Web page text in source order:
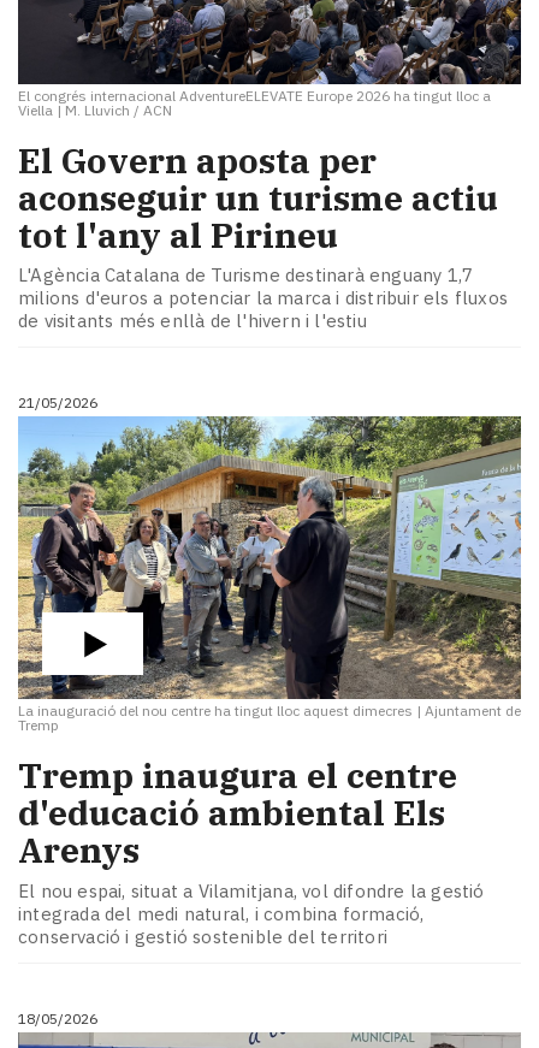
El congrés internacional AdventureELEVATE Europe 2026 ha tingut lloc a
Viella |M. Lluvich / ACN
El Govern aposta per
aconseguir un turisme actiu
tot l'any al Pirineu
L'Agència Catalana de Turisme destinarà enguany 1,7
milions d'euros a potenciar la marca i distribuir els fluxos
de visitants més enllà de l'hivern i l'estiu
21/05/2026
La inauguració del nou centre ha tingut lloc aquest dimecres | Ajuntament de
Tremp
​Tremp inaugura el centre
d'educació ambiental Els
Arenys
El nou espai, situat a Vilamitjana, vol difondre la gestió
integrada del medi natural, i combina formació,
conservació i gestió sostenible del territori
18/05/2026